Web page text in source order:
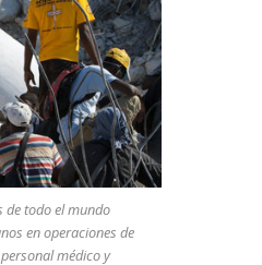
todo el mundo
en operaciones de
médico y